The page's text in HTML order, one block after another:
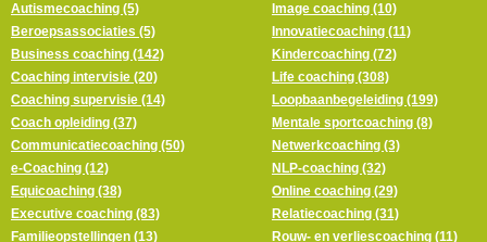
Autismecoaching (5)
Beroepsassociaties (5)
Business coaching (142)
Coaching intervisie (20)
Coaching supervisie (14)
Coach opleiding (37)
Communicatiecoaching (50)
e-Coaching (12)
Equicoaching (38)
Executive coaching (83)
Familieopstellingen (13)
Image coaching (10)
Innovatiecoaching (11)
Kindercoaching (72)
Life coaching (308)
Loopbaanbegeleiding (199)
Mentale sportcoaching (8)
Netwerkcoaching (3)
NLP-coaching (32)
Online coaching (29)
Relatiecoaching (31)
Rouw- en verliescoaching (11)